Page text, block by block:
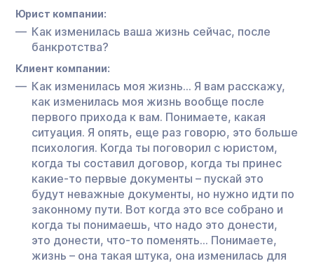
Юрист компании:
Как изменилась ваша жизнь сейчас, после
банкротства?
Клиент компании:
Как изменилась моя жизнь… Я вам расскажу,
как изменилась моя жизнь вообще после
первого прихода к вам. Понимаете, какая
ситуация. Я опять, еще раз говорю, это больше
психология. Когда ты поговорил с юристом,
когда ты составил договор, когда ты принес
какие-то первые документы – пускай это
будут неважные документы, но нужно идти по
законному пути. Вот когда это все собрано и
когда ты понимаешь, что надо это донести,
это донести, что-то поменять… Понимаете,
жизнь – она такая штука, она изменилась для